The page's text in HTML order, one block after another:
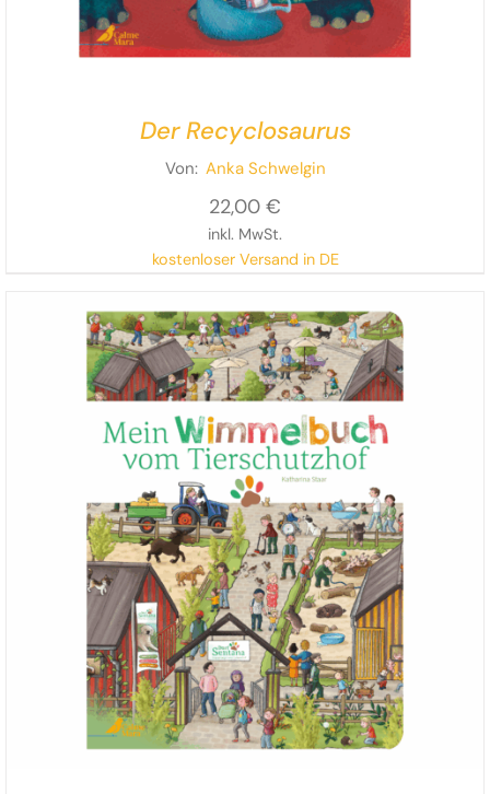
Der Recyclosaurus
Von: Anka Schwelgin
22,00 €
inkl. MwSt.
kostenloser Versand in DE